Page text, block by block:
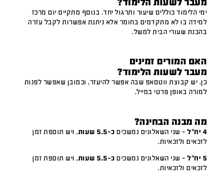
ימי הלימוד כוללים שיעור ותרגול יחד. בנוסף מתקיים יום מרכז
למידה בו לא מתקדמים בחומר אלא ניתנת אפשרות לקבל עזרה
בהכנת שעורי הבית למשל.
האם המורים זמינים
מעבר לשעות הלימוד?
כן. יש קבוצת ווטסאפ שבה אפשר להיעזר, וכמובן שאפשר לפנות
למורה באופן פרטי במייל.
מה מבנה הבחינה?
4 יח"ל – שני השאלונים נמשכים כ-5.5 שעות
, ויש תוספת זמן
לזכאים ולזכאיות.
5 יח"ל – שני השאלונים נמשכים כ-5.5 שעות
, ויש תוספת זמן
לזכאים ולזכאיות.